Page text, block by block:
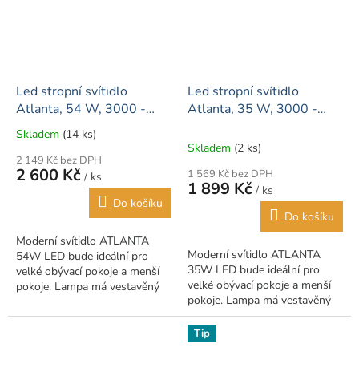
Led stropní svítidlo
Atlanta, 54 W, 3000 -
6000K, dálkové ovládání
Průměrné
produktu
je
hvězdiček.
Skladem (14 ks)
2 149 Kč bez DPH
2 600 Kč / ks
Do košíku
Moderní svítidlo ATLANTA
54W LED bude ideální pro
velké obývací pokoje a menší
pokoje. Lampa má vestavěný
lampy výběr 3v1 - teplá,
Led stropní svítidlo
Atlanta, 35 W, 3000 -
Skladem (2 ks)
1 569 Kč bez DPH
1 899 Kč / ks
Do košíku
Moderní svítidlo ATLANTA
35W LED bude ideální pro
velké obývací pokoje a menší
pokoje. Lampa má vestavěný
výběr barev světla. Hlavní
vlastnosti lampy výběr 3v1 -
teplá,...
Tip